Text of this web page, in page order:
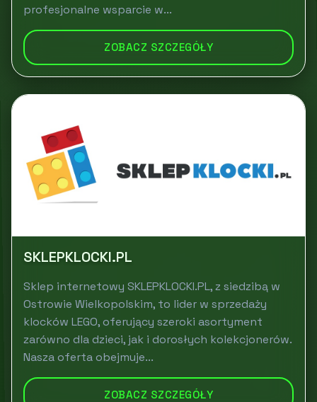
profesjonalne wsparcie w...
ZOBACZ SZCZEGÓŁY
SKLEPKLOCKI.PL
Sklep internetowy SKLEPKLOCKI.PL, z siedzibą w
Ostrowie Wielkopolskim, to lider w sprzedaży
klocków LEGO, oferujący szeroki asortyment
zarówno dla dzieci, jak i dorosłych kolekcjonerów.
Nasza oferta obejmuje...
ZOBACZ SZCZEGÓŁY